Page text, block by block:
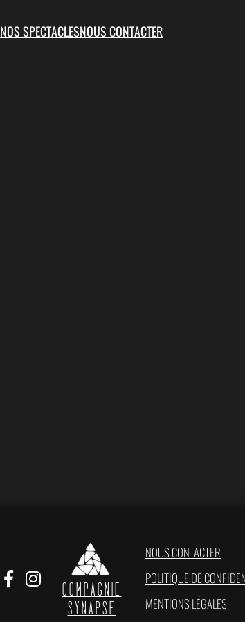
NOS SPECTACLESNOUS CONTACTER
COMPAGNIE
SYNAPSE
NOUS CONTACTER
POLITIQUE DE
MENTIONS LÉGALES